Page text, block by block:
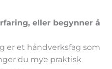
eller begynner å
er et håndverksfag som
du mye praktisk